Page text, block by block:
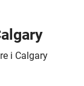
i Calgary